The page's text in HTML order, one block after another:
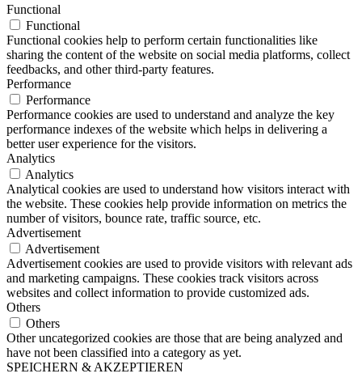
Functional
Functional
Functional cookies help to perform certain functionalities like
sharing the content of the website on social media platforms, collect
feedbacks, and other third-party features.
Performance
Performance
Performance cookies are used to understand and analyze the key
performance indexes of the website which helps in delivering a
better user experience for the visitors.
Analytics
Analytics
Analytical cookies are used to understand how visitors interact with
the website. These cookies help provide information on metrics the
number of visitors, bounce rate, traffic source, etc.
Advertisement
Advertisement
Advertisement cookies are used to provide visitors with relevant ads
and marketing campaigns. These cookies track visitors across
websites and collect information to provide customized ads.
Others
Others
Other uncategorized cookies are those that are being analyzed and
have not been classified into a category as yet.
SPEICHERN & AKZEPTIEREN